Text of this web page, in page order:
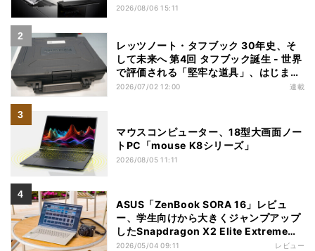
2026/08/06 15:11
レッツノート・タフブック 30年史、そ
して未来へ 第4回 タフブック誕生 - 世界
で評価される「堅牢な道具」、はじまり
は海外だった
2026/07/02 12:00 連載
マウスコンピューター、18型大画面ノー
トPC「mouse K8シリーズ」
2026/08/05 11:11
ASUS「ZenBook SORA 16」レビュ
ー、学生向けから大きくジャンプアップ
したSnapdragon X2 Elite Extremeノ
ートPC
2026/05/04 09:11 レビュー